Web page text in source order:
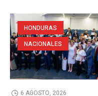
HONDURAS
NACIONALES
6 AGOSTO, 2026